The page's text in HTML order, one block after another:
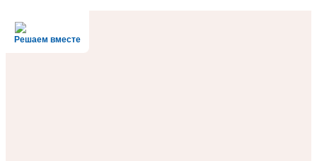
Решаем вместе